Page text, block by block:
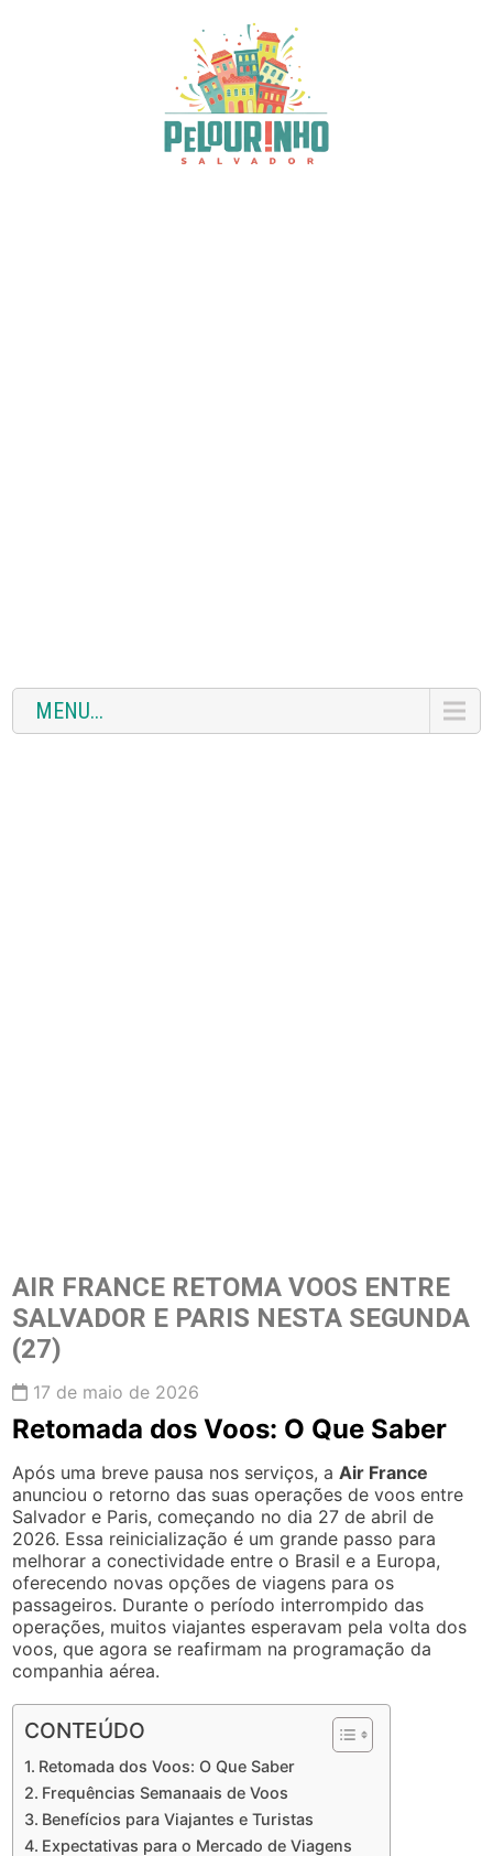
MENU...
AIR FRANCE RETOMA VOOS ENTRE
SALVADOR E PARIS NESTA SEGUNDA
(27)
17 de maio de 2026
Retomada dos Voos: O Que Saber
Após uma breve pausa nos serviços, a Air France
anunciou o retorno das suas operações de voos entre
Salvador e Paris, começando no dia 27 de abril de
2026. Essa reinicialização é um grande passo para
melhorar a conectividade entre o Brasil e a Europa,
oferecendo novas opções de viagens para os
passageiros. Durante o período interrompido das
operações, muitos viajantes esperavam pela volta dos
voos, que agora se reafirmam na programação da
companhia aérea.
CONTEÚDO
Retomada dos Voos: O Que Saber
Frequências Semanaais de Voos
Benefícios para Viajantes e Turistas
Expectativas para o Mercado de Viagens